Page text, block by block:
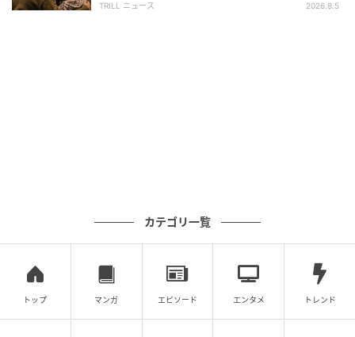
TRILL ニュース 2026.8.5
カテゴリ一覧
トップ マンガ エピソード エンタメ トレンド